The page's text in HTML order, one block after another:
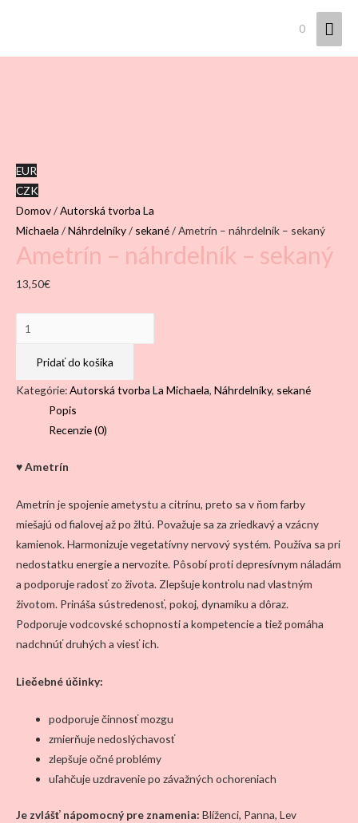
0
EUR
CZK
Domov/Autorská tvorba La
Michaela /Náhrdelníky/ sekané/ Ametrín – náhrdelník – sekaný
Ametrín – náhrdelník – sekaný
13,50€
množstvo
Ametrín
náhrdelník
Pridať do košíka
Kategórie:Autorská tvorba La Michaela, Náhrdelníky, sekané
Popis
Recenzie (0)
♥ Ametrín
Ametrín je spojenie ametystu a citrínu, preto sa v ňom farby
miešajú od fialovej až po žltú. Považuje sa za zriedkavý a vzácny
kamienok. Harmonizuje vegetatívny nervový systém. Používa sa pri
nedostatku energie a nervozite. Pôsobí proti depresívnym náladám
a podporuje radosť zo života. Zlepšuje kontrolu nad vlastným
životom. Prináša sústredenosť, pokoj, dynamiku a dôraz.
Podporuje vodcovské schopnosti a kompetencie a tiež pomáha
nadchnúť druhých a viesť ich.
Liečebné účinky:
podporuje činnosť mozgu
zmierňuje nedoslýchavosť
zlepšuje očné problémy
uľahčuje uzdravenie po závažných ochoreniach
Je zvlášť nápomocný pre znamenia: Blíženci, Panna, Lev